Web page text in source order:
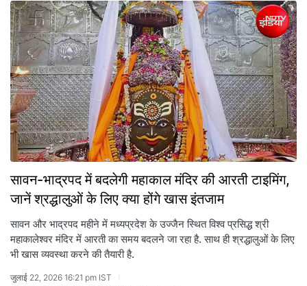
सावन-भाद्रपद में बदलेगी महाकाल मंदिर की आरती टाइमिंग,
जानें श्रद्धालुओं के लिए क्या होंगे खास इंतजाम
सावन और भाद्रपद महीने में मध्यप्रदेश के उज्जैन स्थित विश्व प्रसिद्ध श्री
महाकालेश्वर मंदिर में आरती का समय बदलने जा रहा है. साथ ही श्रद्धालुओं के लिए
भी खास व्यवस्था करने की तैयारी है.
जुलाई 22, 2026 16:21 pm IST